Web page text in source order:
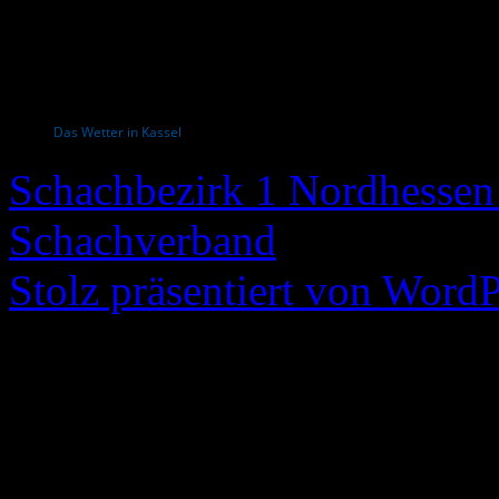
Das Wetter in Kassel
Schachbezirk 1
Schachverband
Stolz präsentiert von